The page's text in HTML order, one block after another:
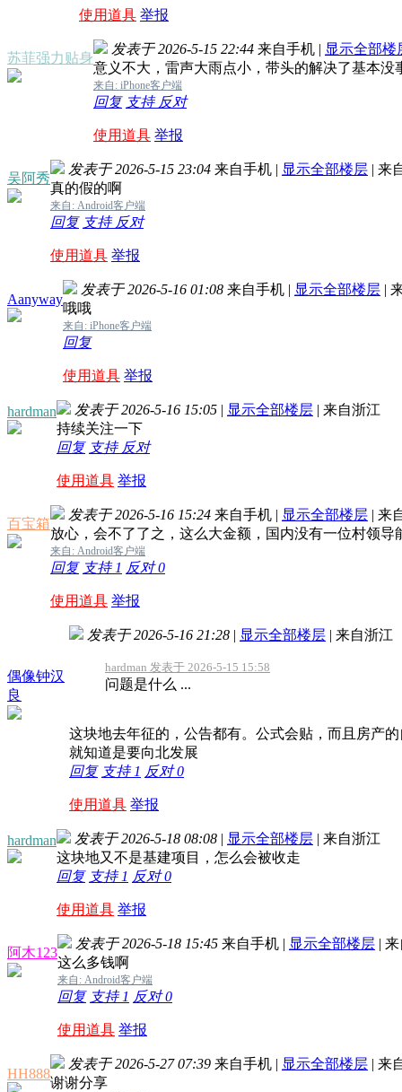
使用道具 举报
苏菲强力贴身
发表于 2026-5-15 22:44 来自手机 | 显示全部楼
意义不大，雷声大雨点小，带头的解决了基本没
来自: iPhone客户端
回复 支持 反对
使用道具 举报
吴阿秀
发表于 2026-5-15 23:04 来自手机 | 显示全部楼层 | 来
真的假的啊
来自: Android客户端
回复 支持 反对
使用道具 举报
Aanyway
发表于 2026-5-16 01:08 来自手机 | 显示全部楼层 |
哦哦
来自: iPhone客户端
回复
使用道具 举报
hardman 发表于 2026-5-16 15:05 | 显示全部楼层 | 来自浙江
持续关注一下
回复 支持 反对
使用道具 举报
百宝箱
发表于 2026-5-16 15:24 来自手机 | 显示全部楼层 | 来
放心，会不了了之，这么大金额，国内没有一位村领导
来自: Android客户端
回复 支持 1 反对0
使用道具 举报
偶像钟汉
良
发表于 2026-5-16 21:28 | 显示全部楼层 | 来自浙江
hardman 发表于 2026-5-15 15:58
问题是什么 ...
这块地去年征的，公告都有。公式会贴，而且房产
就知道是要向北发展
回复 支持 1 反对0
使用道具 举报
hardman 发表于 2026-5-18 08:08 | 显示全部楼层 | 来自浙江
这块地又不是基建项目，怎么会被收走
回复 支持 1 反对0
使用道具 举报
阿木123
发表于 2026-5-18 15:45 来自手机 | 显示全部楼层 | 来
这么多钱啊
来自: Android客户端
回复 支持 1 反对0
使用道具 举报
HH888
发表于 2026-5-27 07:39 来自手机 | 显示全部楼层 | 来
谢谢分享